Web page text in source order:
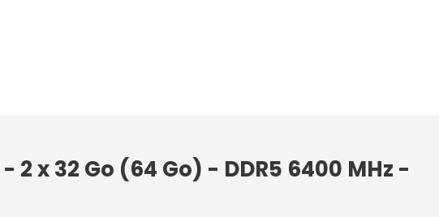
x 32 Go (64 Go) - DDR5 6400 MHz -